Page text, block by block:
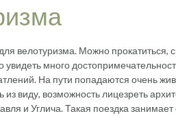
велотуризма. Можно прокатиться,
много
На пути попадаются очень
виду, возможность лицезреть
и Углича. Такая поездка занимает